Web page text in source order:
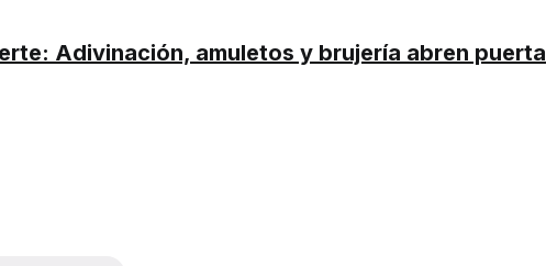
Adivinación, amuletos y brujería abren puerta